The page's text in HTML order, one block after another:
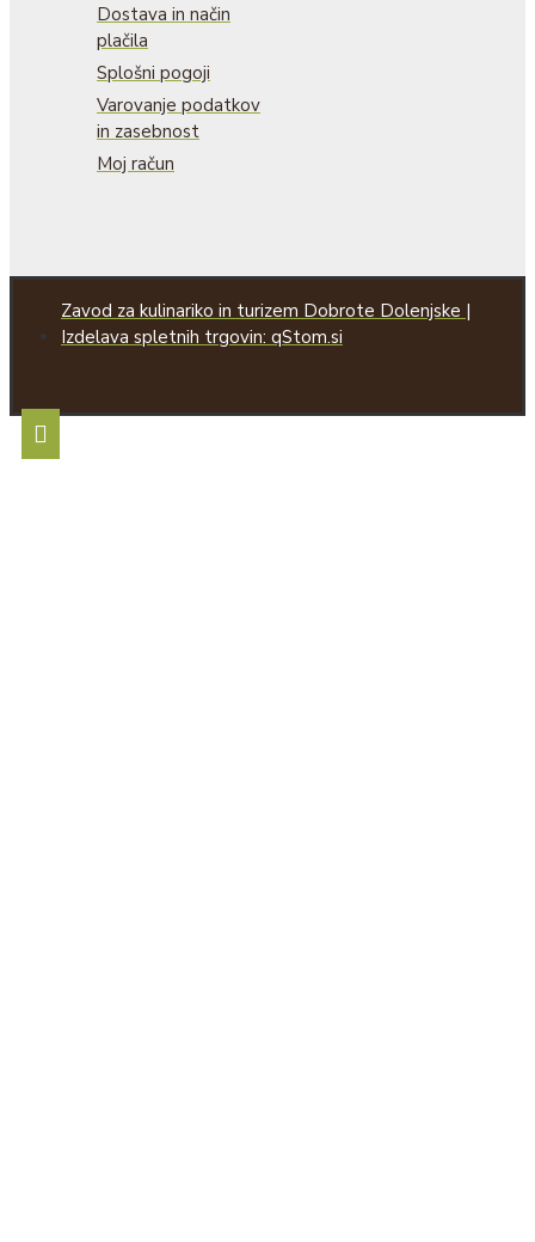
Dostava in način
plačila
Splošni pogoji
Varovanje podatkov
in zasebnost
Moj račun
Zavod za kulinariko in turizem Dobrote Dolenjske |
Izdelava spletnih trgovin: qStom.si